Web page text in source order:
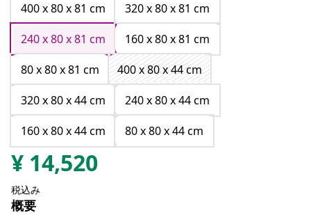
400 x 80 x 81 cm
320 x 80 x 81 cm
240 x 80 x 81 cm
160 x 80 x 81 cm
80 x 80 x 81 cm
400 x 80 x 44 cm
320 x 80 x 44 cm
240 x 80 x 44 cm
160 x 80 x 44 cm
80 x 80 x 44 cm
¥ 14,520
税込み
概要